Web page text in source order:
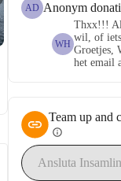
AD Anonym
WH
Thxx!!!
wil, of
Groetjes,
het email
Team up and
info
Ansluta